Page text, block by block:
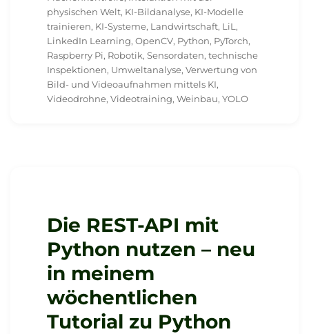
physischen Welt, KI-Bildanalyse, KI-Modelle
trainieren, KI-Systeme, Landwirtschaft, LiL ,
LinkedIn Learning,OpenCV, Python, PyTorch,
Raspberry Pi, Robotik,Sensordaten,technische
Inspektionen, Umweltanalyse,Verwertung von
Bild- und Videoaufnahmen mittels KI,
Videodrohne,Videotraining,Weinbau,YOLO
Die REST-API mit
Python nutzen – neu
in meinem
wöchentlichen
Tutorial zu Python